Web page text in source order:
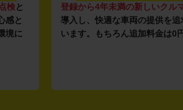
検と
感と
境に
登録から4年未満の新しいクル
導入し、快適な車両の提供を追
います。もちろん追加料金は0